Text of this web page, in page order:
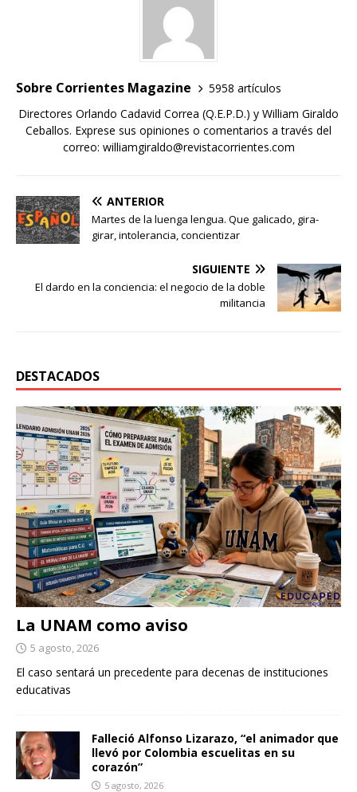
Sobre Corrientes Magazine
5958 artículos
Directores Orlando Cadavid Correa (Q.E.P.D.) y William Giraldo
Ceballos. Exprese sus opiniones o comentarios a través del
correo: williamgiraldo@revistacorrientes.com
ANTERIOR
Martes de la luenga lengua. Que galicado, gira-
girar, intolerancia, concientizar
SIGUIENTE
El dardo en la conciencia: el negocio de la doble
militancia
DESTACADOS
La UNAM como aviso
5 agosto, 2026
El caso sentará un precedente para decenas de instituciones
educativas
Falleció Alfonso Lizarazo, “el animador que
llevó por Colombia escuelitas en su
corazón”
5 agosto, 2026